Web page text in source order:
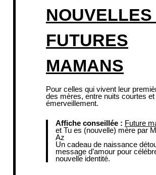
NOUVELLES
FUTURES
MAMANS
Pour celles qui vivent leur
des mères, entre nuits courtes et
émerveillement.
Affiche conseillée : Future
et Tu es (nouvelle) mèrepar
Az
Un cadeau de naissance
message d’amour pour
nouvelle identité.